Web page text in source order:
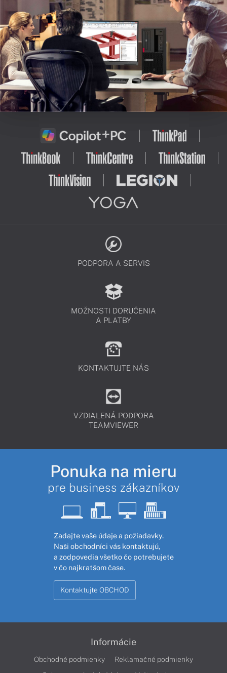
PODPORA A SERVIS
MOŽNOSTI DORUČENIA
A PLATBY
KONTAKTUJTE NÁS
VZDIALENÁ PODPORA
TEAMVIEWER
Ponuka na mieru
pre business zákazníkov
Zadajte vaše údaje a požiadavky.
Naši obchodníci vás kontaktujú,
a zodpovedia všetko čo potrebujete
v čo najkratšom čase.
Kontaktujte OBCHOD
Informácie
Obchodné podmienky
Reklamačné podmienky